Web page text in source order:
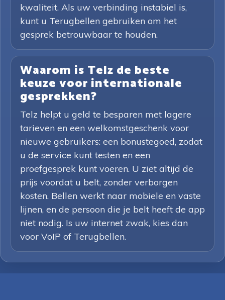
kwaliteit. Als uw verbinding instabiel is,
kunt u Terugbellen gebruiken om het
gesprek betrouwbaar te houden.
Waarom is Telz de beste
keuze voor internationale
gesprekken?
Telz helpt u geld te besparen met lagere
tarieven en een welkomstgeschenk voor
nieuwe gebruikers: een bonustegoed, zodat
u de service kunt testen en een
proefgesprek kunt voeren. U ziet altijd de
prijs voordat u belt, zonder verborgen
kosten. Bellen werkt naar mobiele en vaste
lijnen, en de persoon die je belt heeft de app
niet nodig. Is uw internet zwak, kies dan
voor VoIP of Terugbellen.